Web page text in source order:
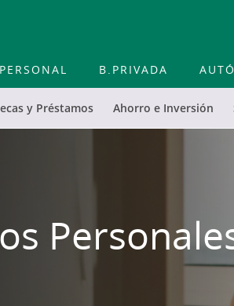
y Préstamos Ahorro e Inversión
B.PRIVADA